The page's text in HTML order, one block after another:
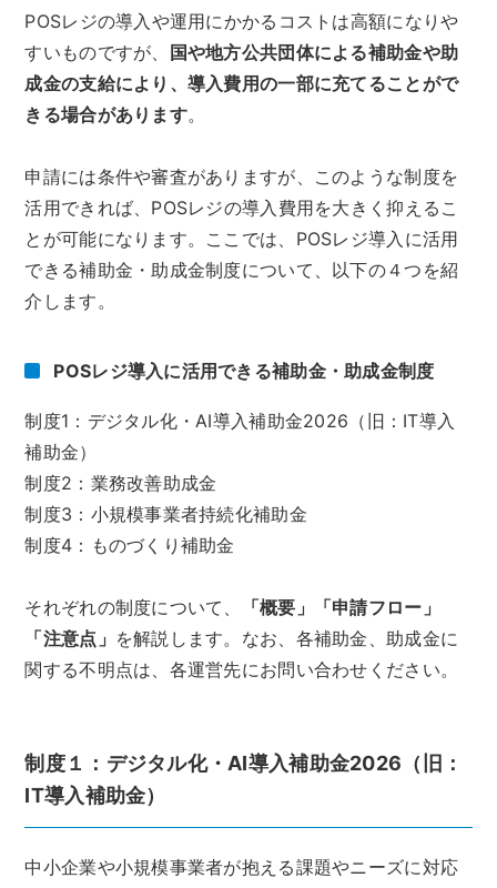
POSレジの導入や運用にかかるコストは高額になりや
すいものですが、
国や地方公共団体による補助金や助
成金の支給により、導入費用の一部に充てることがで
きる場合があります。
申請には条件や審査がありますが、このような制度を
活用できれば、POSレジの導入費用を大きく抑えるこ
とが可能になります。ここでは、POSレジ導入に活用
できる補助金・助成金制度について、以下の４つを紹
介します。
POSレジ導入に活用できる補助金・助成金制度
制度1：デジタル化・AI導入補助金2026（旧：IT導入
補助金）
制度2：業務改善助成金
制度3：小規模事業者持続化補助金
制度4：ものづくり補助金
それぞれの制度について、
「概要」「申請フロー」
「注意点」 を解説します。なお、各補助金、助成金に
関する不明点は、各運営先にお問い合わせください。
制度１：デジタル化・AI導入補助金2026（旧：
IT導入補助金）
中小企業や小規模事業者が抱える課題やニーズに対応